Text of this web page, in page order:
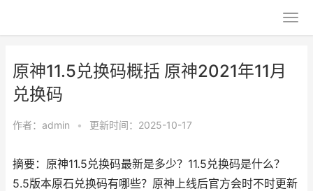
原神11.5兑换码概括 原神2021年11月
兑换码
作者： admin • 更新时间：2025-10-17
摘要：原神11.5兑换码最新是多少？11.5兑换码是什么？
5.5版本原石兑换码有哪些？原神上线后官方会时不时更新